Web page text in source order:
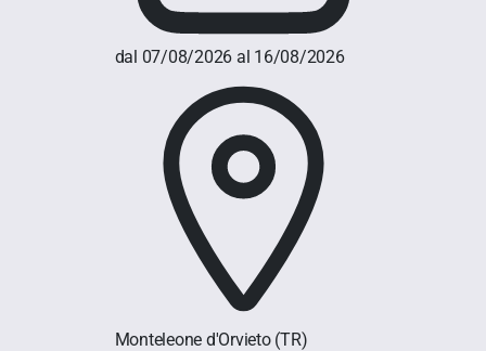
dal 07/08/2026 al 16/08/2026
Monteleone d'Orvieto (TR)